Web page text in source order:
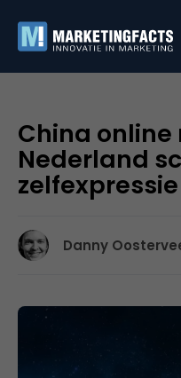
China
Nederland
zelfexpressie
Danny